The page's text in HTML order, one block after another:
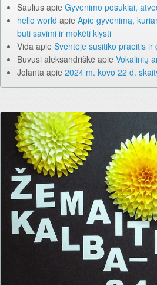
Saulius apie Gyvenimo posūkiai,
hello world apie Apie gyvenimą,
būti savimi ir mokėti klysti
Vida apie Šventėje susitiko praeitis ir
Buvusi aleksandriškė apie Vokalinių
Jolanta apie 2024 m. kovo 22 d.